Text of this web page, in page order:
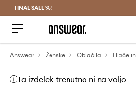
FINAL SALE %!
Answear Ženske Oblačila Hlače
Ta izdelek trenutno ni na voljo